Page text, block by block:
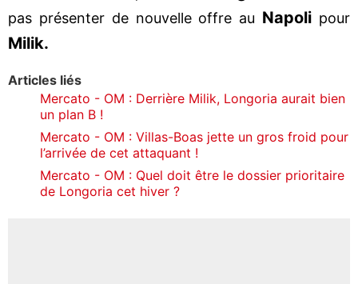
pas présenter de nouvelle offre au Napoli pour
Milik.
Articles liés
Mercato - OM : Derrière Milik, Longoria aurait bien
un plan B !
Mercato - OM : Villas-Boas jette un gros froid pour
l’arrivée de cet attaquant !
Mercato - OM : Quel doit être le dossier prioritaire
de Longoria cet hiver ?